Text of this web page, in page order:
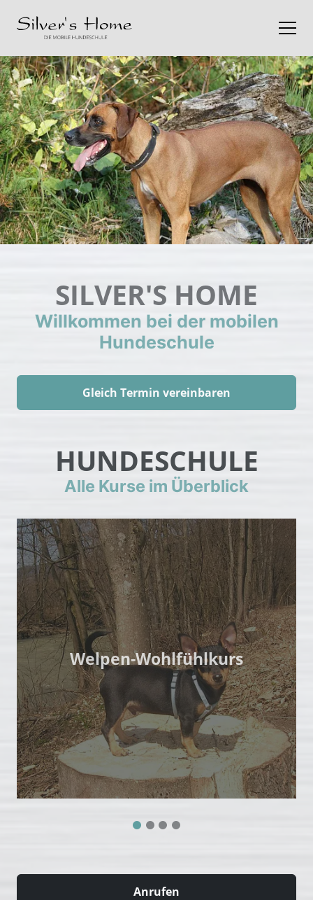
SILVER'S HOME
Willkommen bei der mobilen
Hundeschule
Gleich Termin vereinbaren
HUNDESCHULE
Alle Kurse im Überblick
Welpen-Wohlfühlkurs
Anrufen